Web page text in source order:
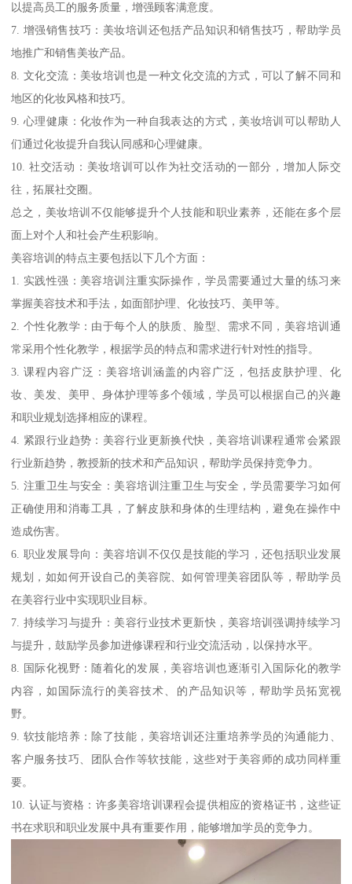
以提高员工的服务质量，增强顾客满意度。
7. 增强销售技巧：美妆培训还包括产品知识和销售技巧，帮助学员
地推广和销售美妆产品。
8. 文化交流：美妆培训也是一种文化交流的方式，可以了解不同和
地区的化妆风格和技巧。
9. 心理健康：化妆作为一种自我表达的方式，美妆培训可以帮助人
们通过化妆提升自我认同感和心理健康。
10. 社交活动：美妆培训可以作为社交活动的一部分，增加人际交
往，拓展社交圈。
总之，美妆培训不仅能够提升个人技能和职业素养，还能在多个层
面上对个人和社会产生积影响。
美容培训的特点主要包括以下几个方面：
1. 实践性强：美容培训注重实际操作，学员需要通过大量的练习来
掌握美容技术和手法，如面部护理、化妆技巧、美甲等。
2. 个性化教学：由于每个人的肤质、脸型、需求不同，美容培训通
常采用个性化教学，根据学员的特点和需求进行针对性的指导。
3. 课程内容广泛：美容培训涵盖的内容广泛，包括皮肤护理、化
妆、美发、美甲、身体护理等多个领域，学员可以根据自己的兴趣
和职业规划选择相应的课程。
4. 紧跟行业趋势：美容行业更新换代快，美容培训课程通常会紧跟
行业新趋势，教授新的技术和产品知识，帮助学员保持竞争力。
5. 注重卫生与安全：美容培训注重卫生与安全，学员需要学习如何
正确使用和消毒工具，了解皮肤和身体的生理结构，避免在操作中
造成伤害。
6. 职业发展导向：美容培训不仅仅是技能的学习，还包括职业发展
规划，如如何开设自己的美容院、如何管理美容团队等，帮助学员
在美容行业中实现职业目标。
7. 持续学习与提升：美容行业技术更新快，美容培训强调持续学习
与提升，鼓励学员参加进修课程和行业交流活动，以保持水平。
8. 国际化视野：随着化的发展，美容培训也逐渐引入国际化的教学
内容，如国际流行的美容技术、的产品知识等，帮助学员拓宽视
野。
9. 软技能培养：除了技能，美容培训还注重培养学员的沟通能力、
客户服务技巧、团队合作等软技能，这些对于美容师的成功同样重
要。
10. 认证与资格：许多美容培训课程会提供相应的资格证书，这些证
书在求职和职业发展中具有重要作用，能够增加学员的竞争力。